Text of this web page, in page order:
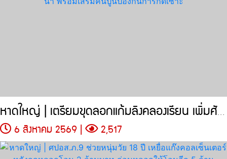
หาดใหญ่ | เตรียมขุดลอกแก้มลิงคลองเรียน เพิ่มศักยภาพกักเก็บน้ำ
6 สิงหาคม 2569 | 2,517